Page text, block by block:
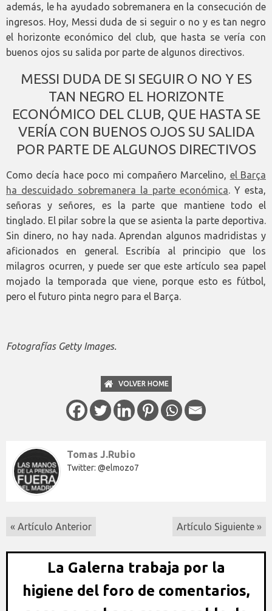
además, le ha ayudado sobremanera en la consecución de
ingresos. Hoy, Messi duda de si seguir o no y es tan negro
el horizonte económico del club, que hasta se vería con
buenos ojos su salida por parte de algunos directivos.
MESSI DUDA DE SI SEGUIR O NO Y ES
TAN NEGRO EL HORIZONTE
ECONÓMICO DEL CLUB, QUE HASTA SE
VERÍA CON BUENOS OJOS SU SALIDA
POR PARTE DE ALGUNOS DIRECTIVOS
Como decía hace poco mi compañero Marcelino, el Barça
ha descuidado sobremanera la parte económica. Y esta,
señoras y señores, es la parte que mantiene todo el
tinglado. El pilar sobre la que se asienta la parte deportiva.
Sin dinero, no hay nada. Aprendan algunos madridistas y
aficionados en general. Escribía al principio que los
milagros ocurren, y puede ser que este artículo sea papel
mojado la temporada que viene, porque esto es fútbol,
pero el futuro pinta negro para el Barça.
Fotografías Getty Images.
VOLVER HOME
Tomas J.Rubio
Twitter: @elmozo7
« Artículo Anterior Artículo Siguiente »
La Galerna trabaja por la
higiene del foro de comentarios,